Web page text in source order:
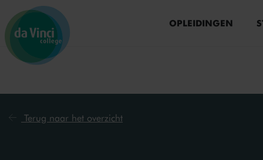
Ga naar menu
Ga naar de homepage
OPLEIDINGEN
Terug naar het overzicht